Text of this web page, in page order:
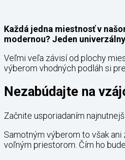
Každá jedna miestnosť v
modernou? Jeden
Veľmi veľa závisí od plochy
výberom vhodných podláh si
Nezabúdajte na
Začnite usporiadaním
Samotným výberom to však
voľným priestorom. Čím ho